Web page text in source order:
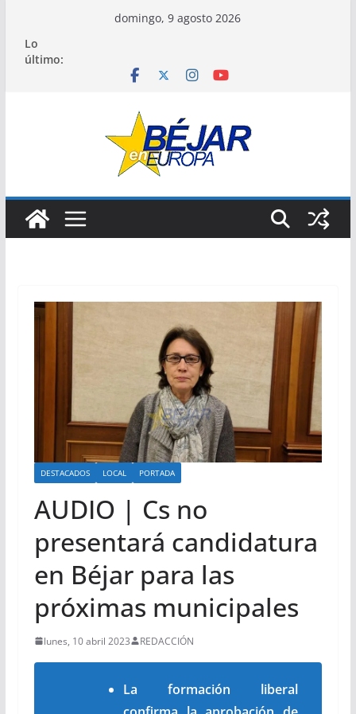
contenido
domingo, 9 agosto 2026
Lo
último:
DESTACADOS LOCAL PORTADA
AUDIO | Cs no
presentará candidatura
en Béjar para las
próximas municipales
lunes, 10 abril 2023 REDACCIÓN
La formación liberal